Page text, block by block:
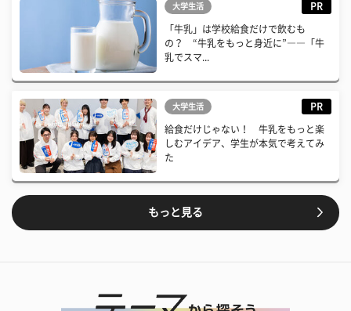
大学生活 PR
「牛乳」は学校給食だけで飲むも
の？ “牛乳をもっと身近に”――「牛
乳でスマ...
大学生活 PR
給食だけじゃない！ 牛乳をもっと楽
しむアイデア、学生が本気で考えてみ
た
もっと見る